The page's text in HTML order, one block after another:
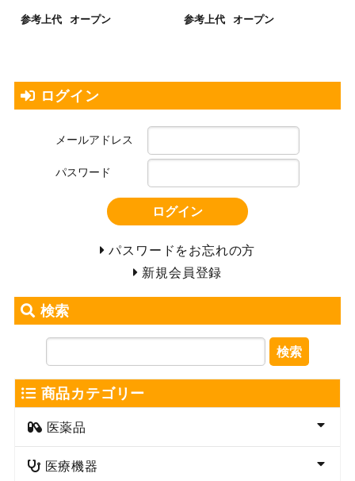
参考上代 オープン 参考上代 オープン
ログイン
メールアドレス
パスワード
ログイン
パスワードをお忘れの方
新規会員登録
検索
検索
商品カテゴリー
医薬品
医療機器